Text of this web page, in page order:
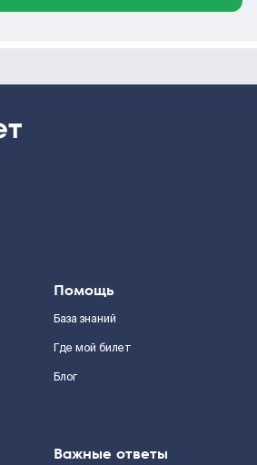
Помощь
База знаний
Где мой билет
Блог
Важные ответы